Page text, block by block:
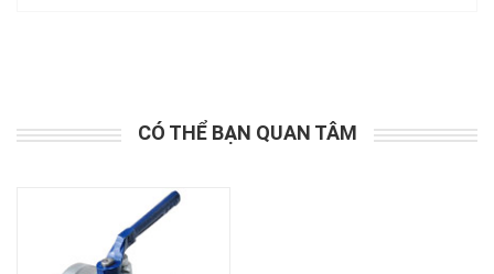
CÓ THỂ BẠN QUAN TÂM